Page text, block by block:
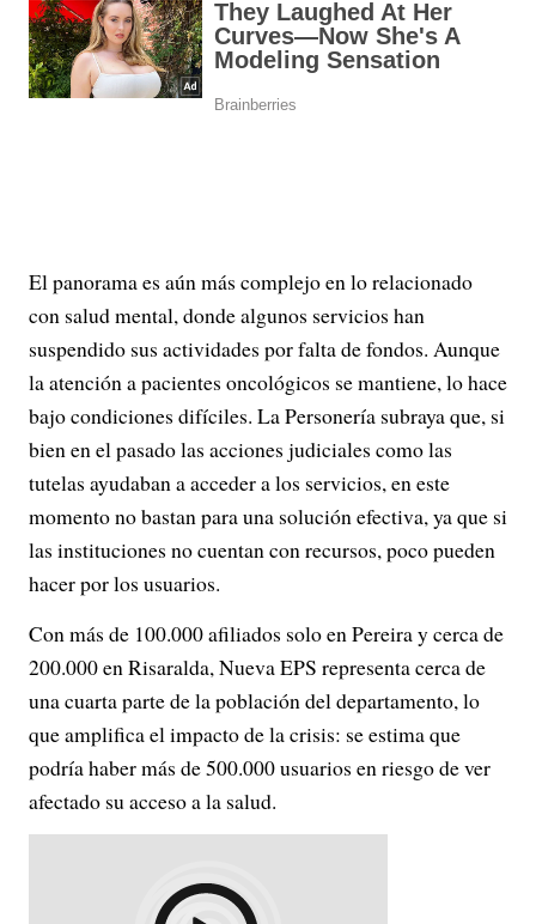
El panorama es aún más complejo en lo relacionado
con salud mental, donde algunos servicios han
suspendido sus actividades por falta de fondos. Aunque
la atención a pacientes oncológicos se mantiene, lo hace
bajo condiciones difíciles. La Personería subraya que, si
bien en el pasado las acciones judiciales como las
tutelas ayudaban a acceder a los servicios, en este
momento no bastan para una solución efectiva, ya que si
las instituciones no cuentan con recursos, poco pueden
hacer por los usuarios.
Con más de 100.000 afiliados solo en Pereira y cerca de
200.000 en Risaralda, Nueva EPS representa cerca de
una cuarta parte de la población del departamento, lo
que amplifica el impacto de la crisis: se estima que
podría haber más de 500.000 usuarios en riesgo de ver
afectado su acceso a la salud.